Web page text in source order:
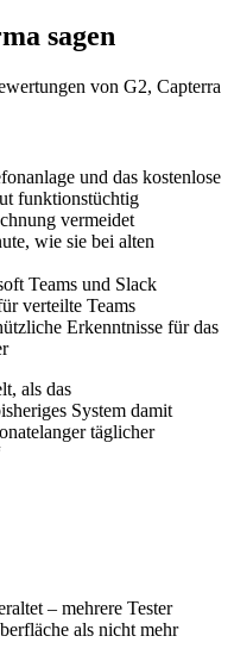
sagen
von G2, Capterra
und das kostenlose
funktionstüchtig
vermeidet
wie sie bei alten
Teams und Slack
verteilte Teams
Erkenntnisse für das
als das
System damit
täglicher
– mehrere Tester
als nicht mehr